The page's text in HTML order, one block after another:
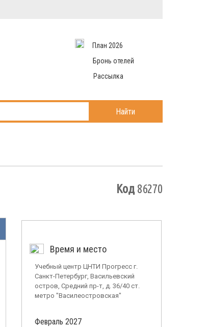
Запомнить меня
Войти в кабинет
План 2026
Бронь отелей
Рассылка
Найти
Код86270
Время и место
Учебный центр ЦНТИ Прогресс г.
Санкт-Петербург, Васильевский
остров, Средний пр-т, д. 36/40 ст.
метро "Василеостровская"
Февраль 2027